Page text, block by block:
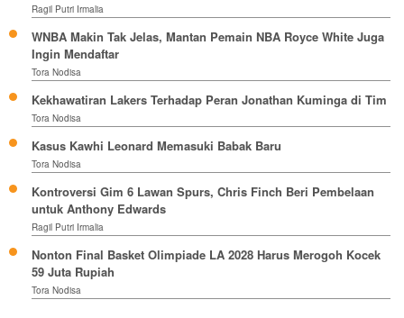
Ragil Putri Irmalia
WNBA Makin Tak Jelas, Mantan Pemain NBA Royce White Juga
Ingin Mendaftar
Tora Nodisa
Kekhawatiran Lakers Terhadap Peran Jonathan Kuminga di Tim
Tora Nodisa
Kasus Kawhi Leonard Memasuki Babak Baru
Tora Nodisa
Kontroversi Gim 6 Lawan Spurs, Chris Finch Beri Pembelaan
untuk Anthony Edwards
Ragil Putri Irmalia
Nonton Final Basket Olimpiade LA 2028 Harus Merogoh Kocek
59 Juta Rupiah
Tora Nodisa